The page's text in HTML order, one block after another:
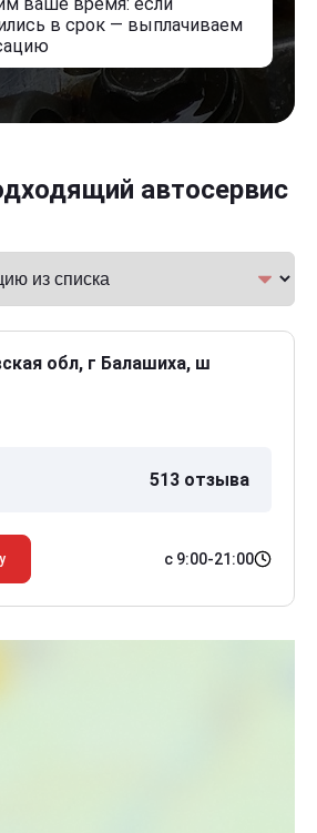
в срок — выплачиваем
автосервис
обл, г Балашиха, ш
513 отзыва
с 9:00-21:00